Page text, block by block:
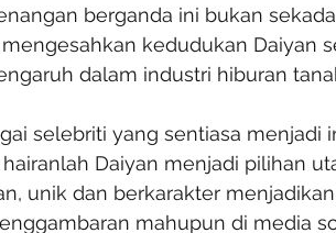
berganda ini bukan
kedudukan Daiyan
dalam industri hiburan
selebriti yang sentiasa
Daiyan menjadi pilihan
unik dan berkarakter
mahupun di media